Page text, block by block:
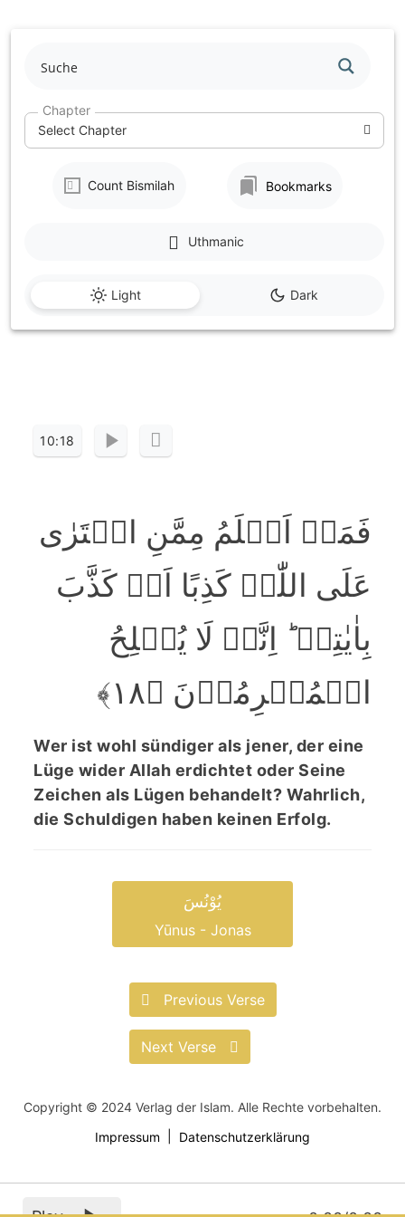
to
content
Chapter
Select Chapter
Count Bismilah Bookmarks
Light Dark
Uthmanic
10:18
فَمَنۡ اَظۡلَمُ مِمَّنِ افۡتَرٰی
عَلَی اللّٰہِ کَذِبًا اَوۡ کَذَّبَ
بِاٰیٰتِہٖ ؕ اِنَّہٗ لَا یُفۡلِحُ
الۡمُجۡرِمُوۡنَ ﴿۱۸﴾
Wer ist wohl sündiger als jener, der eine
Lüge wider Allah erdichtet oder Seine
Zeichen als Lügen behandelt? Wahrlich,
die Schuldigen haben keinen Erfolg.
یُوْنُسَ
Yūnus - Jonas
Previous Verse
Next Verse
Copyright © 2024 Verlag der Islam. Alle Rechte vorbehalten.
Impressum
Datenschutzerklärung